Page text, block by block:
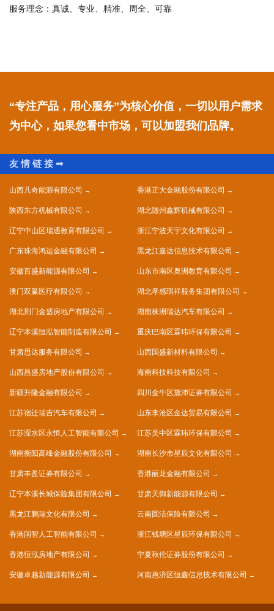
服务理念：真诚、专业、精准、周全、可靠
“专注产品，用心服务”为核心价值，一切以用户需求
为中心，如果您看中市场，可以加盟我们品牌。
山西凡奇能源有限公司 香港正大金融股份有限公司
陕西东方机械有限公司 湖北随州鑫辉机械有限公司
辽宁中山区瑞通教育有限公司 浙江宁波天宇文化有限公司
广东珠海鸿运金融有限公司 黑龙江嘉达信息技术有限公司
安徽百盛新能源有限公司 山东市南区奥洲教育有限公司
澳门双赢医疗有限公司 湖北孝感琪祥服务集团有限公司
湖北荆门金盛房地产有限公司 湖南株洲瑞达汽车有限公司
辽宁本溪恒泓智能制造有限公司 重庆巴南区霖玮环保有限公司
甘肃思达服务有限公司 山西国盛新材料有限公司
山西昌盛房地产股份有限公司 海南科技科技有限公司
新疆升隆金融有限公司 四川金牛区黛沛证券有限公司
江苏宿迁瑞吉汽车有限公司 山东李沧区金达贸易有限公司
江苏溧水区永恒人工智能有限公司 江苏吴中区霖玮环保有限公司
湖南衡阳高峰金融股份有限公司 湖南长沙市星辰文化有限公司
甘肃丰盈证券有限公司 香港丽龙金融有限公司
辽宁本溪长城保险集团有限公司 甘肃天御新能源有限公司
黑龙江鹏瑞文化有限公司 云南圆洁保险有限公司
香港国智人工智能有限公司 浙江钱塘区星辰环保有限公司
香港恒泓房地产有限公司 宁夏秋伦证券股份有限公司
安徽卓越新能源有限公司 河南惠济区恒鑫信息技术有限公司